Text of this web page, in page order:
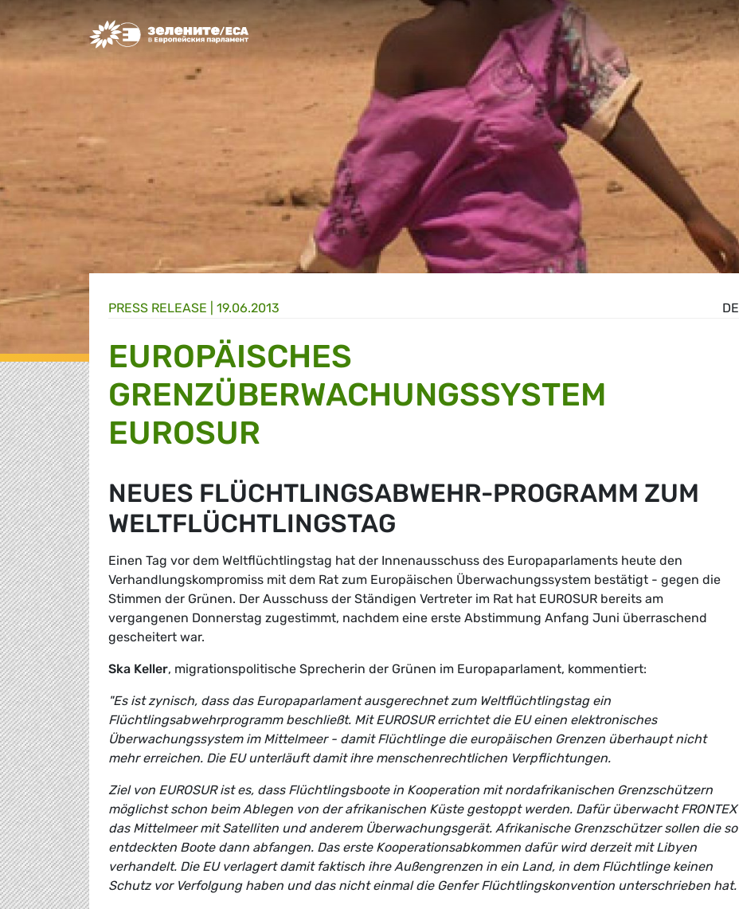
Greens/EFA Home
DE
PRESS RELEASE | 19.06.2013
EUROPÄISCHES
GRENZÜBERWACHUNGSSYSTEM
EUROSUR
NEUES FLÜCHTLINGSABWEHR-PROGRAMM ZUM
WELTFLÜCHTLINGSTAG
Einen Tag vor dem Weltflüchtlingstag hat der Innenausschuss des Europaparlaments heute den
Verhandlungskompromiss mit dem Rat zum Europäischen Überwachungssystem bestätigt - gegen die
Stimmen der Grünen. Der Ausschuss der Ständigen Vertreter im Rat hat EUROSUR bereits am
vergangenen Donnerstag zugestimmt, nachdem eine erste Abstimmung Anfang Juni überraschend
gescheitert war.
Ska Keller, migrationspolitische Sprecherin der Grünen im Europaparlament, kommentiert:
"Es ist zynisch, dass das Europaparlament ausgerechnet zum Weltflüchtlingstag ein
Flüchtlingsabwehrprogramm beschließt. Mit EUROSUR errichtet die EU einen elektronisches
Überwachungssystem im Mittelmeer - damit Flüchtlinge die europäischen Grenzen überhaupt nicht
mehr erreichen. Die EU unterläuft damit ihre menschenrechtlichen Verpflichtungen.
Ziel von EUROSUR ist es, dass Flüchtlingsboote in Kooperation mit nordafrikanischen Grenzschützern
möglichst schon beim Ablegen von der afrikanischen Küste gestoppt werden. Dafür überwacht FRONTEX
das Mittelmeer mit Satelliten und anderem Überwachungsgerät. Afrikanische Grenzschützer sollen die so
entdeckten Boote dann abfangen. Das erste Kooperationsabkommen dafür wird derzeit mit Libyen
verhandelt. Die EU verlagert damit faktisch ihre Außengrenzen in ein Land, in dem Flüchtlinge keinen
Schutz vor Verfolgung haben und das nicht einmal die Genfer Flüchtlingskonvention unterschrieben hat.